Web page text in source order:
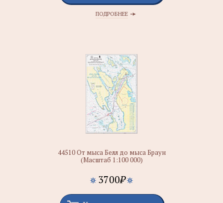
ПОДРОБНЕЕ
44510 От мыса Белл до мыса Браун
(Масштаб 1:100 000)
3700₽